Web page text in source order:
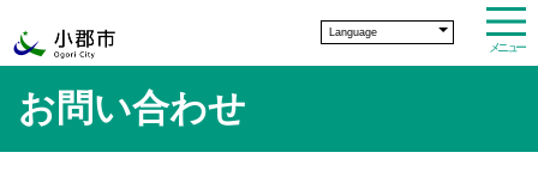
Language
メニュー
お問い合わせ